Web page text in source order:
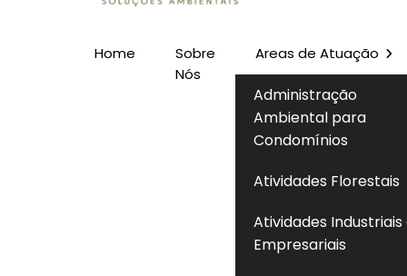
Home
Sobre
Nós
Areas de Atuação
Administração
Ambiental para
Condomínios
Atividades Florestais
Atividades Industriais
Empresariais
Remoção de Arvore
Remoção de Arvore em
Se você está procurando por soluções